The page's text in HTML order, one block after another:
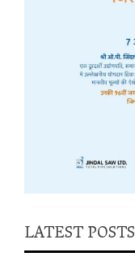
LATEST POSTS